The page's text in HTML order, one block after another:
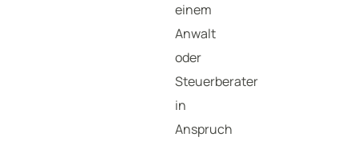
einem
Anwalt
oder
Steuerberater
in
Anspruch